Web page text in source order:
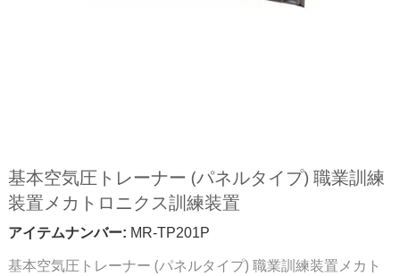
基本空気圧トレーナー (パネルタイプ) 職業訓練
装置メカトロニクス訓練装置
アイテムナンバー: MR-TP201P
基本空気圧トレーナー (パネルタイプ) 職業訓練装置メカト